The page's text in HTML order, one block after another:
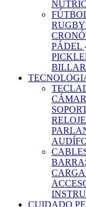
RUGBY
PÁDEL
BILLAR
CUIDADO